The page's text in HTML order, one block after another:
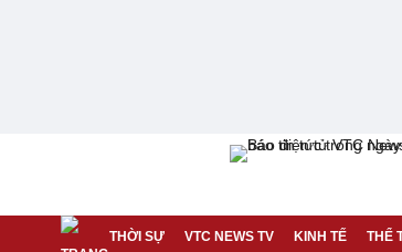
THỜI SỰ VTC NEWS TV KINH TẾ THỂ